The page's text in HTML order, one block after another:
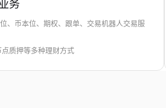
务
、币本位、期权、跟单、交易机器人交易服
质押等多种理财方式